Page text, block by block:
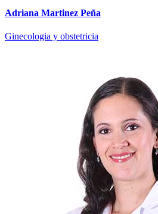
Adriana Martinez Peña
Ginecologia y obstetricia